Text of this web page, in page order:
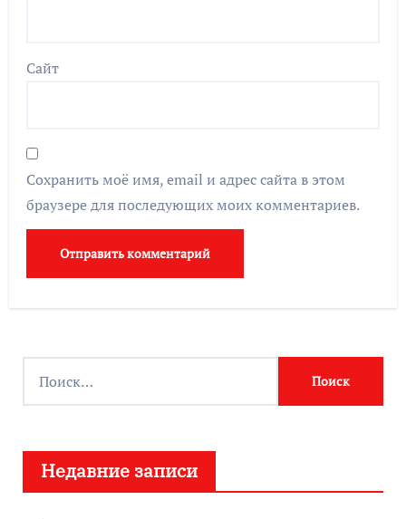
Сайт
Сохранить моё имя, email и адрес сайта в этом
браузере для последующих моих комментариев.
:
Недавние записи